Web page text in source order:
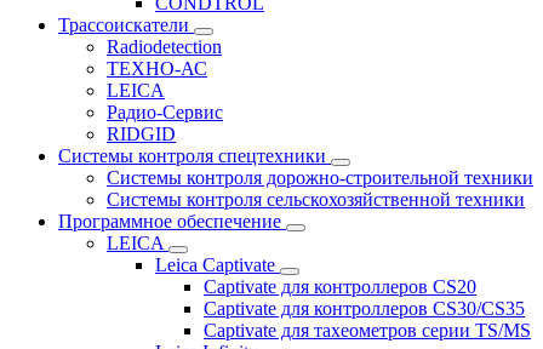
Трассоискатели
Radiodetection
ТЕХНО-АС
LEICA
Радио-Сервис
RIDGID
Системы контроля спецтехники
Системы контроля дорожно-строительной техники
Системы контроля сельскохозяйственной техники
Программное обеспечение
LEICA
Leica Captivate
Captivate для контроллеров CS20
Captivate для контроллеров CS30/CS35
Captivate для тахеометров серии TS/MS